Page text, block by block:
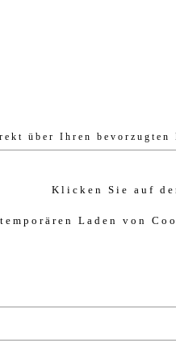
über Ihren bevorzugten
Klicken Sie auf
Laden von